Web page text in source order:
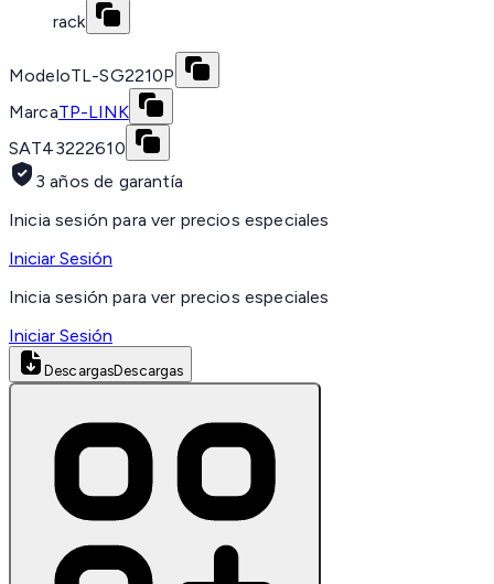
rack
ModeloTL-SG2210P
MarcaTP-LINK
SAT43222610
3 años de garantía
Inicia sesión para ver precios especiales
Iniciar Sesión
Inicia sesión para ver precios especiales
Iniciar Sesión
DescargasDescargas